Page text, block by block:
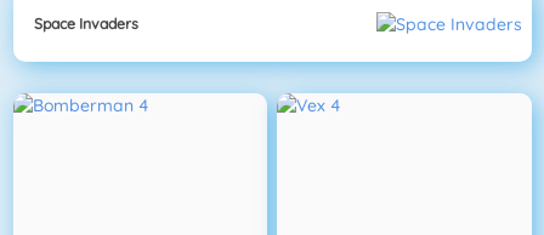
Space Invaders